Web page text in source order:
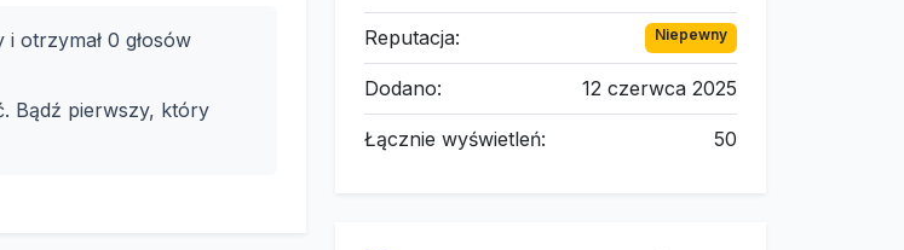
otrzymał 0 głosów
Bądź pierwszy, który
Reputacja: Niepewny
Dodano: 12 czerwca 2025
Łącznie wyświetleń: 50